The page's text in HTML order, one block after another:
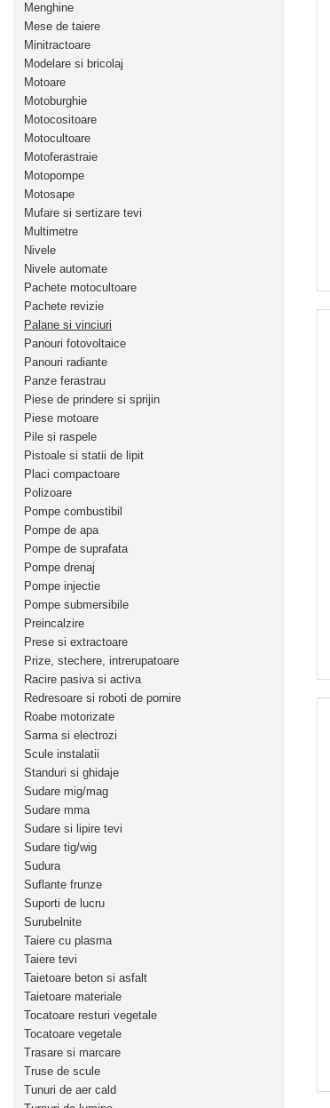
Menghine
Mese de taiere
Minitractoare
Modelare si bricolaj
Motoare
Motoburghie
Motocositoare
Motocultoare
Motoferastraie
Motopompe
Motosape
Mufare si sertizare tevi
Multimetre
Nivele
Nivele automate
Pachete motocultoare
Pachete revizie
Palane si vinciuri
Panouri fotovoltaice
Panouri radiante
Panze ferastrau
Piese de prindere si sprijin
Piese motoare
Pile si raspele
Pistoale si statii de lipit
Placi compactoare
Polizoare
Pompe combustibil
Pompe de apa
Pompe de suprafata
Pompe drenaj
Pompe injectie
Pompe submersibile
Preincalzire
Prese si extractoare
Prize, stechere, intrerupatoare
Racire pasiva si activa
Redresoare si roboti de pornire
Roabe motorizate
Sarma si electrozi
Scule instalatii
Standuri si ghidaje
Sudare mig/mag
Sudare mma
Sudare si lipire tevi
Sudare tig/wig
Sudura
Suflante frunze
Suporti de lucru
Surubelnite
Taiere cu plasma
Taiere tevi
Taietoare beton si asfalt
Taietoare materiale
Tocatoare resturi vegetale
Tocatoare vegetale
Trasare si marcare
Truse de scule
Tunuri de aer cald